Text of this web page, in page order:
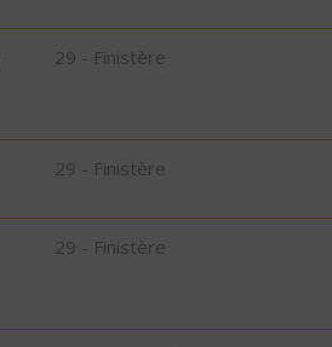
29 - Finistère
29 - Finistère
29 - Finistère